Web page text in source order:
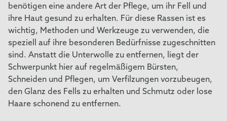
benötigen eine andere Art der Pflege, um ihr Fell und
ihre Haut gesund zu erhalten. Für diese Rassen ist es
wichtig, Methoden und Werkzeuge zu verwenden, die
speziell auf ihre besonderen Bedürfnisse zugeschnitten
sind. Anstatt die Unterwolle zu entfernen, liegt der
Schwerpunkt hier auf regelmäßigem Bürsten,
Schneiden und Pflegen, um Verfilzungen vorzubeugen,
den Glanz des Fells zu erhalten und Schmutz oder lose
Haare schonend zu entfernen.